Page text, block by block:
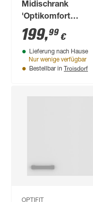
Midischrank
'Optikomfort
Ingvar420' anthrazit
matt 60 x 176,6 x
58,4 cm
199,99 €
Lieferung nach Hause
Nur wenige verfügbar
Bestellbar in Troisdorf
OPTIFIT